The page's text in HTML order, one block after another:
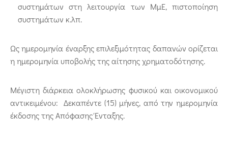
συστημάτων στη λειτουργία των ΜμΕ, πιστοποίηση
συστημάτων κ.λπ.
Ως ημερομηνία έναρξης επιλεξιμότητας δαπανών ορίζεται
η ημερομηνία υποβολής της αίτησης χρηματοδότησης.
Μέγιστη διάρκεια ολοκλήρωσης φυσικού και οικονομικού
αντικειμένου: Δεκαπέντε (15) μήνες, από την ημερομηνία
έκδοσης της Απόφασης Ένταξης.